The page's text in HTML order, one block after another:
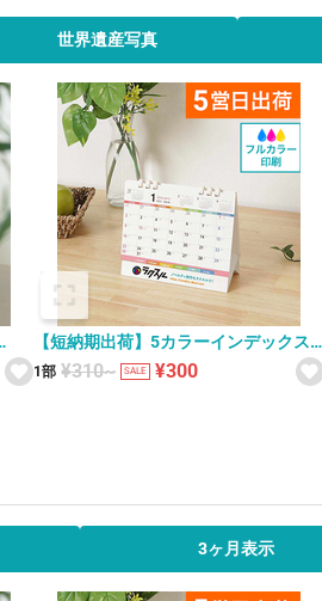
世界遺産写真
【短納期出荷】5カラーインデックス
KC-002 卓上カレンダー
1部 ¥310~ SALE ¥300
3ヶ月表示